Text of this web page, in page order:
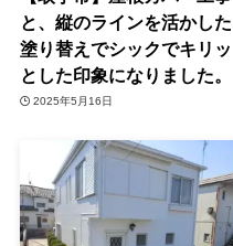
と、縦のラインを活かした
塗り替えでシックでキリッ
とした印象になりました。
2025年5月16日